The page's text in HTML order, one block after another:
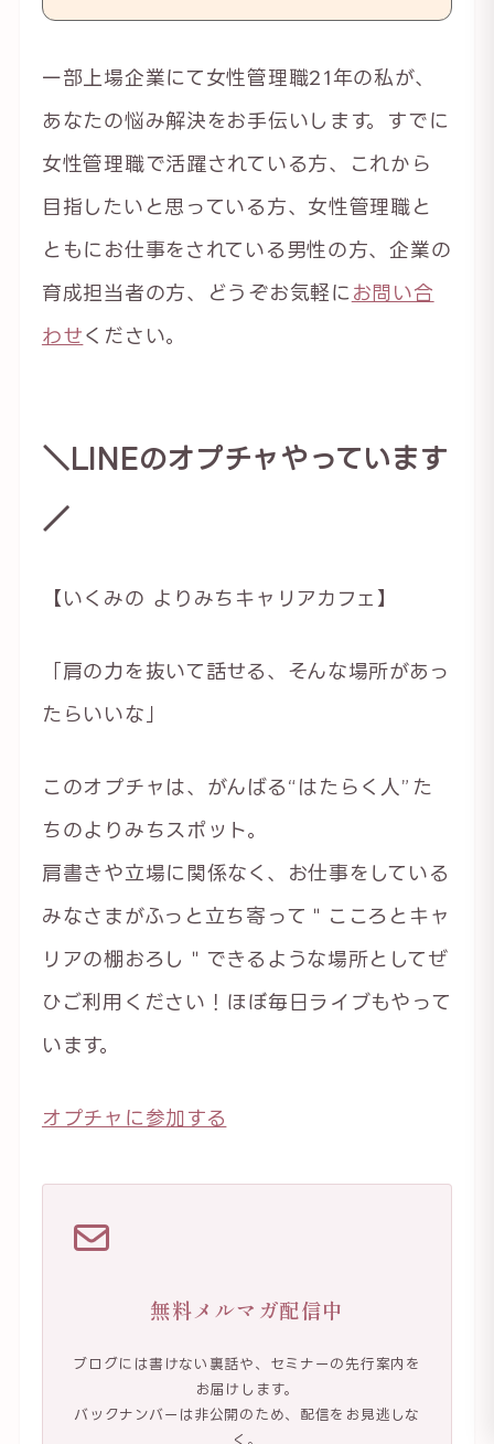
一部上場企業にて女性管理職21年の私が、
あなたの悩み解決をお手伝いします。すでに
女性管理職で活躍されている方、これから
目指したいと思っている方、女性管理職と
ともにお仕事をされている男性の方、企業の
育成担当者の方、どうぞお気軽に お問い合
わせ ください。
＼LINEのオプチャやっています
／
【いくみの よりみちキャリアカフェ】
「肩の力を抜いて話せる、そんな場所があっ
たらいいな」
このオプチャは、がんばる“はたらく人”た
ちのよりみちスポット。
肩書きや立場に関係なく、お仕事をしている
みなさまがふっと立ち寄って＂こころとキャ
リアの棚おろし＂できるような場所としてぜ
ひご利用ください！ほぼ毎日ライブもやって
います。
オプチャに参加する
無料メルマガ配信中
ブログには書けない裏話や、セミナーの先行案内を
お届けします。
バックナンバーは非公開のため、配信をお見逃しな
く。